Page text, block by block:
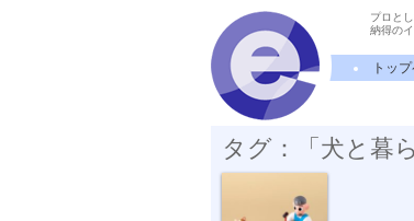
プロと
納得の
トッ
タグ：「犬と暮
犬小屋を作る